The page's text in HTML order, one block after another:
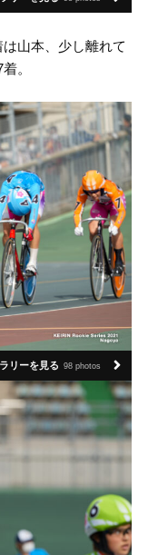
山本、少し離れて
。
リーを見る 98 photos